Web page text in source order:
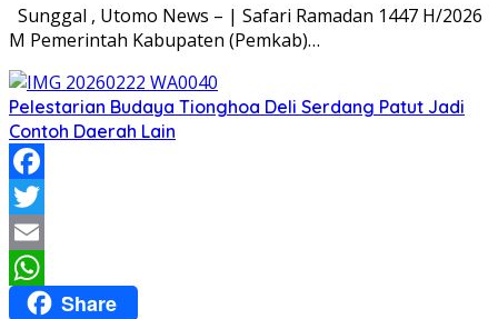
Sunggal , Utomo News – | Safari Ramadan 1447 H/2026
M Pemerintah Kabupaten (Pemkab)…
Pelestarian Budaya Tionghoa Deli Serdang Patut Jadi
Contoh Daerah Lain
Facebook
Twitter
Email
WhatsApp
Share